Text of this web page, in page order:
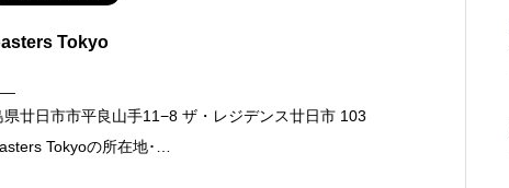
Tokyo
廿日市市平良山手11−8 ザ・レジデンス廿日市 103
Tokyoの所在地･…